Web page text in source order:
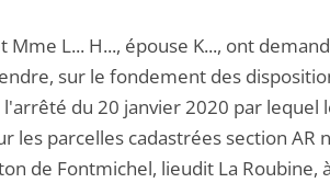
Mme L... H..., épouse K..., ont
sur le fondement des
du 20 janvier 2020 par lequel
parcelles cadastrées section AR
de Fontmichel, lieudit La Roubine,